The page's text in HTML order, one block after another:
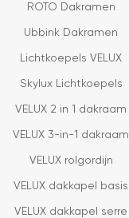
ROTO Dakramen
Ubbink Dakramen
Lichtkoepels VELUX
Skylux Lichtkoepels
VELUX 2 in 1 dakraam
VELUX 3-in-1 dakraam
VELUX rolgordijn
VELUX dakkapel basis
VELUX dakkapel serre